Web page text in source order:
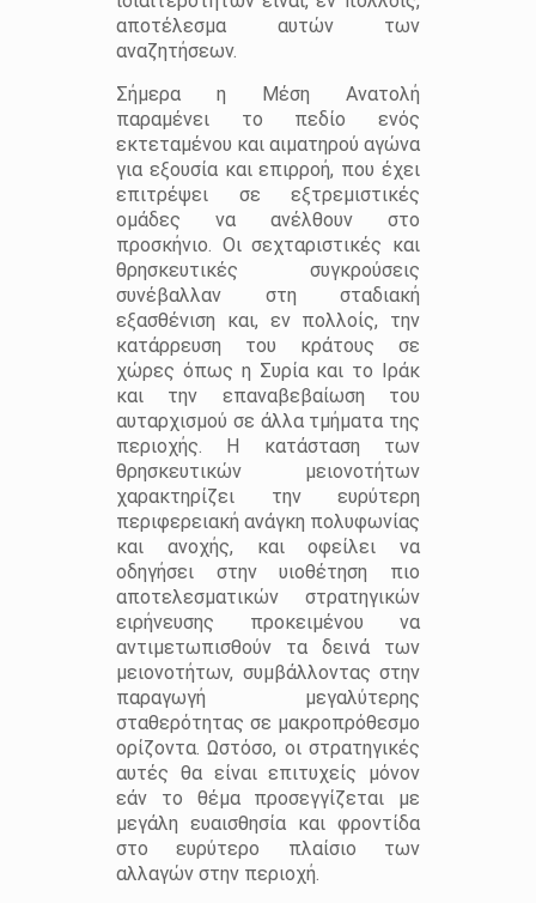
αποτέλεσμα αυτών των
αναζητήσεων.
Σήμερα η Μέση Ανατολή
παραμένει το πεδίο ενός
εκτεταμένου και αιματηρού αγώνα
για εξουσία και επιρροή, που έχει
επιτρέψει σε εξτρεμιστικές
ομάδες να ανέλθουν στο
προσκήνιο. Οι σεχταριστικές και
θρησκευτικές συγκρούσεις
συνέβαλλαν στη σταδιακή
εξασθένιση και, εν πολλοίς, την
κατάρρευση του κράτους σε
χώρες όπως η Συρία και το Ιράκ
και την επαναβεβαίωση του
αυταρχισμού σε άλλα τμήματα της
περιοχής. Η κατάσταση των
θρησκευτικών μειονοτήτων
χαρακτηρίζει την ευρύτερη
περιφερειακή ανάγκη πολυφωνίας
και ανοχής, και οφείλει να
οδηγήσει στην υιοθέτηση πιο
αποτελεσματικών στρατηγικών
ειρήνευσης προκειμένου να
αντιμετωπισθούν τα δεινά των
μειονοτήτων, συμβάλλοντας στην
παραγωγή μεγαλύτερης
σταθερότητας σε μακροπρόθεσμο
ορίζοντα. Ωστόσο, οι στρατηγικές
αυτές θα είναι επιτυχείς μόνον
εάν το θέμα προσεγγίζεται με
μεγάλη ευαισθησία και φροντίδα
στο ευρύτερο πλαίσιο των
αλλαγών στην περιοχή.